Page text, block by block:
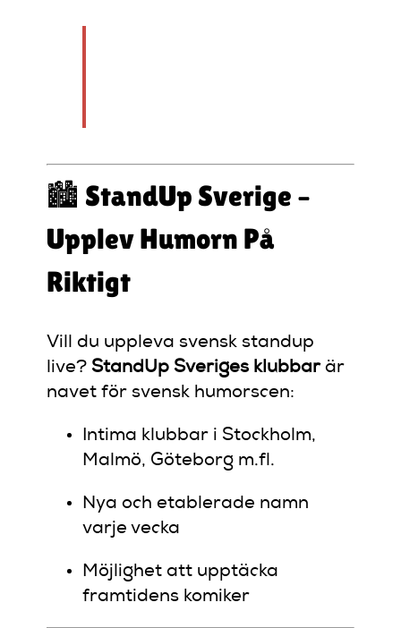
🏙️ StandUp Sverige –
Upplev Humorn På
Riktigt
Vill du uppleva svensk standup
live? StandUp Sveriges klubbarär
navet för svensk humorscen:
Intima klubbar i Stockholm,
Malmö, Göteborg m.fl.
Nya och etablerade namn
varje vecka
Möjlighet att upptäcka
framtidens komiker